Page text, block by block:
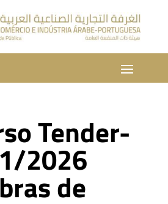
Tender-
2026
de